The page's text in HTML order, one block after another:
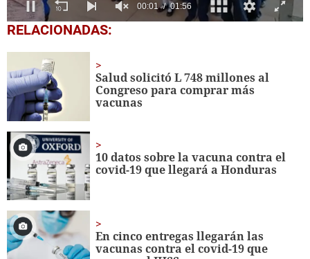
0
of
56
seconds
00:04 01:56
RELACIONADAS:
Salud solicitó L 748 millones al
Congreso para comprar más
vacunas
10 datos sobre la vacuna contra el
covid-19 que llegará a Honduras
En cinco entregas llegarán las
vacunas contra el covid-19 que